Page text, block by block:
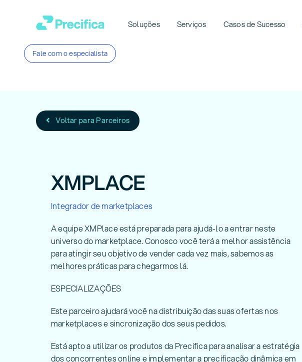
conteúdo
Soluções Serviços Casos de Sucesso
Fale com o especialista
Voltar para Parceiros
XMPLACE
Integrador de marketplaces
A equipe XMPlace está preparada para ajudá-lo a entrar neste
universo do marketplace. Conosco você terá a melhor assistência
para atingir seu objetivo de vender cada vez mais, sabemos as
melhores práticas para chegarmos lá.
ESPECIALIZAÇÕES
Este parceiro ajudará você na distribuição das suas ofertas nos
marketplaces e sincronização dos seus pedidos.
Está apto a utilizar os produtos da Precifica para analisar a estratégia
dos concorrentes online e implementar a precificação dinâmica em